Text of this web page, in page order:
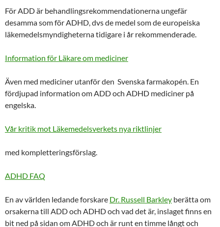
För ADD är behandlingsrekommendationerna ungefär
desamma som för ADHD, dvs de medel som de europeiska
läkemedelsmyndigheterna tidigare i år rekommenderade.
Information för Läkare om mediciner
Även med mediciner utanför den Svenska farmakopén. En
fördjupad information om ADD och ADHD mediciner på
engelska.
Vår kritik mot Läkemedelsverkets nya riktlinjer
med kompletteringsförslag.
ADHD FAQ
En av världen ledande forskare Dr. Russell Barkley berätta om
orsakerna till ADD och ADHD och vad det är, inslaget finns en
bit ned på sidan om ADHD och är runt en timme långt och